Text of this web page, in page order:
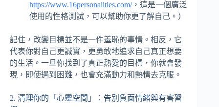
https://www.16personalities.com/，這是一個廣泛
使用的性格測試，可以幫助你更了解自己。）
記住，改變目標並不是一件羞恥的事情。相反，它
代表你對自己更誠實，更勇敢地追求自己真正想要
的生活。一旦你找到了真正熱愛的目標，你就會發
現，即使遇到困難，也會充滿動力和熱情去克服。
2. 清理你的「心靈空間」：告別負面情緒與有害習